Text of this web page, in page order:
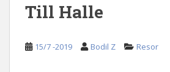
Till Halle
15/7 -2019 Bodil Z Resor